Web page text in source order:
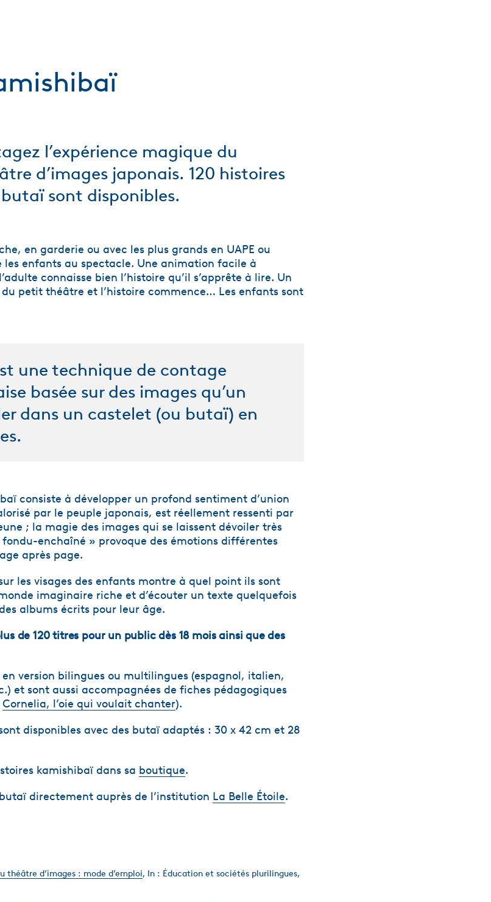
l’expérience magique du
d’images japonais. 120 histoires
sont disponibles.
en garderie ou avec les plus grands en UAPE ou
les enfants au spectacle. Une animation facile à
connaisse bien l’histoire qu’il s’apprête à lire. Un
petit théâtre et l’histoire commence… Les enfants sont
une technique de contage
basée sur des images qu’un
dans un castelet (ou butaï) en
consiste à développer un profond sentiment d’union
par le peuple japonais, est réellement ressenti par
; la magie des images qui se laissent dévoiler très
enchaîné » provoque des émotions différentes
après page.
les visages des enfants montre à quel point ils sont
imaginaire riche et d’écouter un texte quelquefois
albums écrits pour leur âge.
de 120 titres pour un public dès 18 mois ainsi que des
version bilingues ou multilingues (espagnol, italien,
et sont aussi accompagnées de fiches pédagogiques
Cornelia, l’oie qui voulait chanter).
disponibles avec des butaï adaptés : 30 x 42 cm et 28
kamishibaï dans sa boutique.
directement auprès de l’institution La Belle Étoile.
théâtre d’images : mode d’emploi, In : Éducation et sociétés plurilingues,